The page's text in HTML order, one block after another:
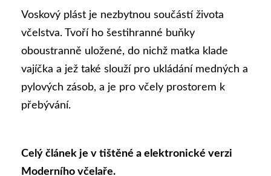
Voskový plást je nezbytnou součástí života
včelstva. Tvoří ho šestihranné buňky
oboustranně uložené, do nichž matka klade
vajíčka a jež také slouží pro ukládání medných a
pylových zásob, a je pro včely prostorem k
přebývání.
Celý článek je v tištěné a elektronické verzi
Moderního včelaře.